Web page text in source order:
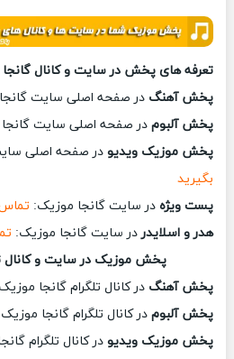
تعرفه های پخش در سایت و کانال
پخش آهنگ در صفحه اصلی سایت
پخش آلبومدر صفحه اصلی سایت
پخش موزیک ویدیودر صفحه اصلی
بگیرید
پست ویژهدر سایت گانجا موزیک:
هدر و اسلایدردر سایت گانجا موزیک:
پخش موزیک در سایت و کانال
پخش آهنگ در کانال تلگرام گانجا
پخش آلبومدر کانال تلگرام گانجا
پخش موزیک ویدیودر کانال تلگرام